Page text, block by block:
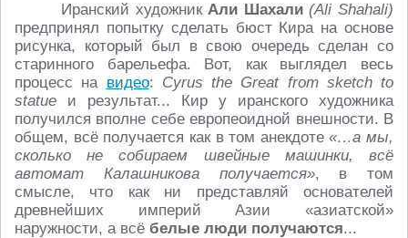
Иранский художникАли Шахали (Ali Shahali)
предпринял попытку сделать бюст Кира на основе
рисунка, который был в свою очередь сделан со
старинного барельефа. Вот, как выглядел весь
процесс на видео: Cyrus the Great from sketch to
statue и результат... Кир у иранского художника
получился вполне себе европеоидной внешности. В
общем, всё получается как в том анекдоте«…а мы,
сколько не собираем швейные машинки, всё
автомат Калашникова получается», в том
смысле, что как ни представляй основателей
древнейших империй Азии «азиатской»
наружности, а всё белые люди получаются...